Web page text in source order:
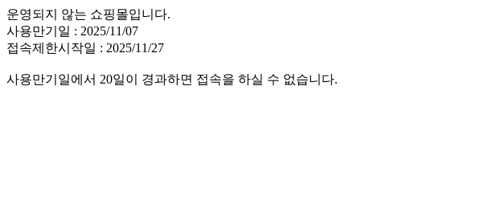
운영되지 않는 쇼핑몰입니다.
사용만기일 : 2025/11/07
접속제한시작일 : 2025/11/27
사용만기일에서 20일이 경과하면 접속을 하실 수 없습니다.